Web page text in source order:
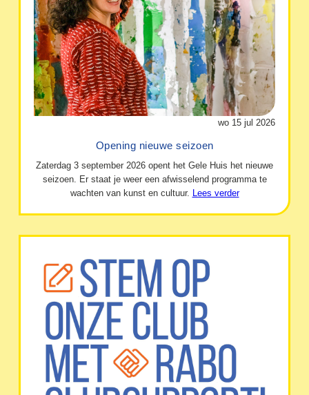
wo 15 jul 2026
Opening nieuwe seizoen
Zaterdag 3 september 2026 opent het Gele Huis het nieuwe
seizoen. Er staat je weer een afwisselend programma te
wachten van kunst en cultuur. Lees verder